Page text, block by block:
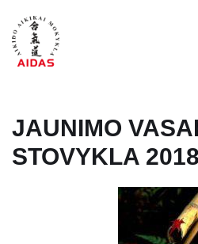
JAUNIMO
STOVYKLA